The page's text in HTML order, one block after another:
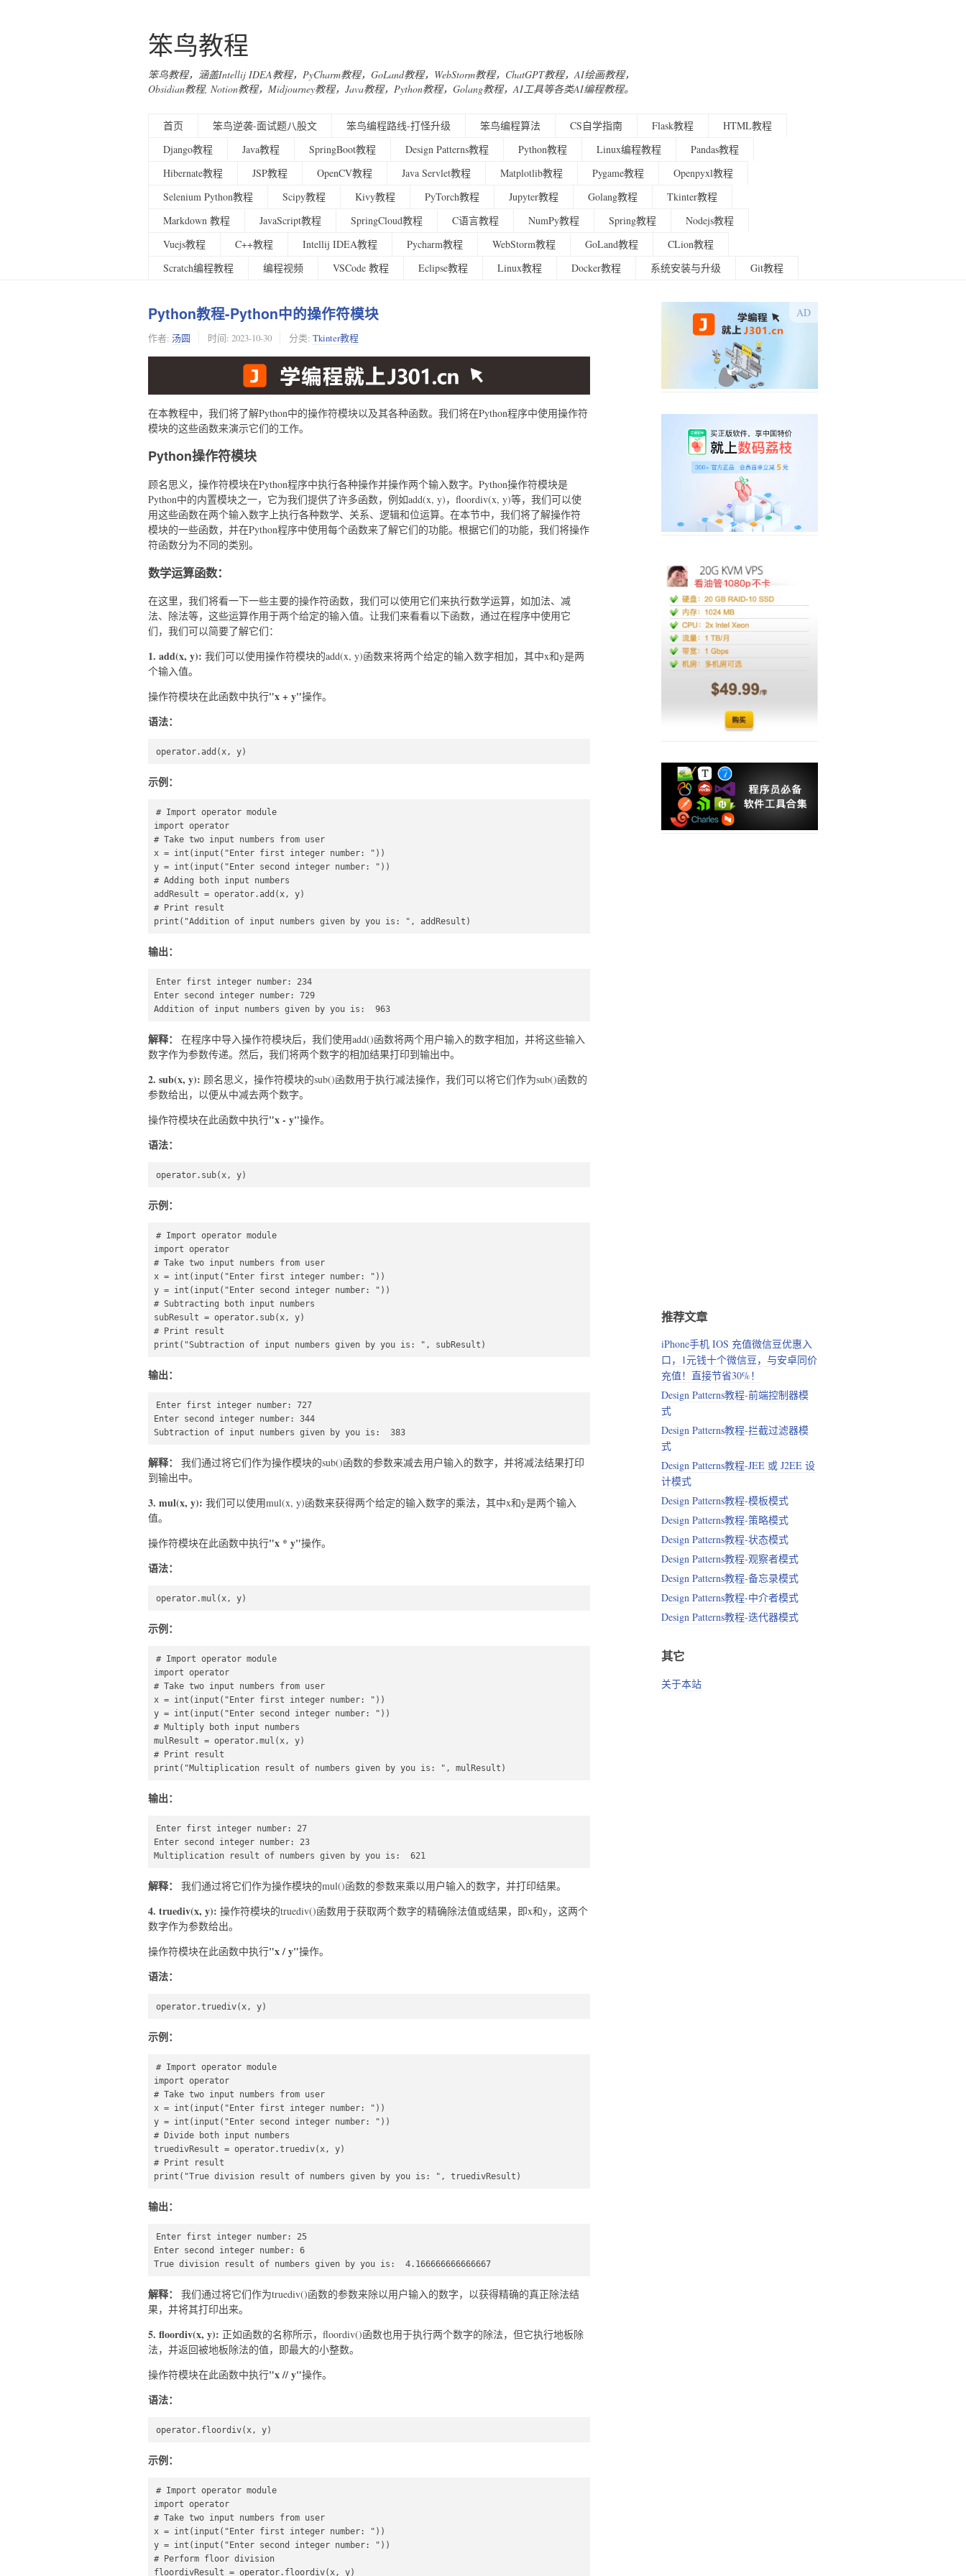
笨鸟教程
笨鸟教程，涵盖Intellij IDEA教程，PyCharm教程，GoLand教程，WebStorm教程，ChatGPT教程，AI绘画教程，
Obsidian教程, Notion教程，Midjourney教程，Java教程，Python教程，Golang教程，AI工具等各类AI编程教程。
首页 笨鸟逆袭-面试题八股文 笨鸟编程路线-打怪升级 笨鸟编程算法 CS自学指南 Flask教程
HTML教程
Django教程
Java教程 SpringBoot教程 Design Patterns教程 Python教程 Linux编程教程
Pandas教程
Hibernate教程
JSP教程 OpenCV教程 Java Servlet教程 Matplotlib教程 Pygame教程
Openpyxl教程
Selenium Python教程
Scipy教程 Kivy教程 PyTorch教程 Jupyter教程 Golang教程
Tkinter教程
Markdown 教程
JavaScript教程 SpringCloud教程 C语言教程 NumPy教程 Spring教程
Nodejs教程
Vuejs教程
C++教程 Intellij IDEA教程 Pycharm教程 WebStorm教程 GoLand教程
CLion教程
Scratch编程教程
编程视频 VSCode 教程 Eclipse教程 Linux教程 Docker教程 系统安装与升级 Git教程
Python教程-Python中的操作符模块
作者: 汤圆 时间: 2023-10-30 分类: Tkinter教程
在本教程中，我们将了解Python中的操作符模块以及其各种函数。我们将在Python程序中使用操作符
模块的这些函数来演示它们的工作。
Python操作符模块
顾名思义，操作符模块在Python程序中执行各种操作并操作两个输入数字。Python操作符模块是
Python中的内置模块之一，它为我们提供了许多函数，例如add(x, y)，floordiv(x, y)等，我们可以使
用这些函数在两个输入数字上执行各种数学、关系、逻辑和位运算。在本节中，我们将了解操作符
模块的一些函数，并在Python程序中使用每个函数来了解它们的功能。根据它们的功能，我们将操作
符函数分为不同的类别。
数学运算函数：
在这里，我们将看一下一些主要的操作符函数，我们可以使用它们来执行数学运算，如加法、减
法、除法等，这些运算作用于两个给定的输入值。让我们来看看以下函数，通过在程序中使用它
们，我们可以简要了解它们：
1. add(x, y): 我们可以使用操作符模块的add(x, y)函数来将两个给定的输入数字相加，其中x和y是两
个输入值。
操作符模块在此函数中执行"x + y"操作。
语法：
operator.add(x, y)
示例：
# Import operator module
import operator
# Take two input numbers from user
x = int(input("Enter first integer number: "))
y = int(input("Enter second integer number: "))
# Adding both input numbers
addResult = operator.add(x, y)
# Print result
print("Addition of input numbers given by you is: ", addResult)
输出：
Enter first integer number: 234
Enter second integer number: 729
Addition of input numbers given by you is:  963
解释：
在程序中导入操作符模块后，我们使用add()函数将两个用户输入的数字相加，并将这些输入
数字作为参数传递。然后，我们将两个数字的相加结果打印到输出中。
2. sub(x, y): 顾名思义，操作符模块的sub()函数用于执行减法操作，我们可以将它们作为sub()函数的
参数给出，以便从中减去两个数字。
操作符模块在此函数中执行"x - y"操作。
语法：
operator.sub(x, y)
示例：
# Import operator module
import operator
# Take two input numbers from user
x = int(input("Enter first integer number: "))
y = int(input("Enter second integer number: "))
# Subtracting both input numbers
subResult = operator.sub(x, y)
# Print result
print("Subtraction of input numbers given by you is: ", subResult)
输出：
Enter first integer number: 727
Enter second integer number: 344
Subtraction of input numbers given by you is:  383
解释：
我们通过将它们作为操作模块的sub()函数的参数来减去用户输入的数字，并将减法结果打印
到输出中。
3. mul(x, y): 我们可以使用mul(x, y)函数来获得两个给定的输入数字的乘法，其中x和y是两个输入
值。
操作符模块在此函数中执行"x * y"操作。
语法：
operator.mul(x, y)
示例：
# Import operator module
import operator
# Take two input numbers from user
x = int(input("Enter first integer number: "))
y = int(input("Enter second integer number: "))
# Multiply both input numbers
mulResult = operator.mul(x, y)
# Print result
print("Multiplication result of numbers given by you is: ", mulResult)
输出：
Enter first integer number: 27
Enter second integer number: 23
Multiplication result of numbers given by you is:  621
解释： 我们通过将它们作为操作模块的mul()函数的参数来乘以用户输入的数字，并打印结果。
4. truediv(x, y): 操作符模块的truediv()函数用于获取两个数字的精确除法值或结果，即x和y，这两个
数字作为参数给出。
操作符模块在此函数中执行"x / y"操作。
语法：
operator.truediv(x, y)
示例：
# Import operator module
import operator
# Take two input numbers from user
x = int(input("Enter first integer number: "))
y = int(input("Enter second integer number: "))
# Divide both input numbers
truedivResult = operator.truediv(x, y)
# Print result
print("True division result of numbers given by you is: ", truedivResult)
输出：
Enter first integer number: 25
Enter second integer number: 6
True division result of numbers given by you is:  4.166666666666667
解释：
我们通过将它们作为truediv()函数的参数来除以用户输入的数字，以获得精确的真正除法结
果，并将其打印出来。
5. floordiv(x, y): 正如函数的名称所示，floordiv()函数也用于执行两个数字的除法，但它执行地板除
法，并返回被地板除法的值，即最大的小整数。
操作符模块在此函数中执行"x // y"操作。
语法：
operator.floordiv(x, y)
示例：
# Import operator module
import operator
# Take two input numbers from user
x = int(input("Enter first integer number: "))
y = int(input("Enter second integer number: "))
# Perform floor division
floordivResult = operator.floordiv(x, y)
推荐文章
iPhone手机 IOS 充值微信豆优惠入
口，1元钱十个微信豆，与安卓同价
充值！直接节省30%！
Design Patterns教程-前端控制器模
式
Design Patterns教程-拦截过滤器模
式
Design Patterns教程-JEE 或 J2EE 设
计模式
Design Patterns教程-模板模式
Design Patterns教程-策略模式
Design Patterns教程-状态模式
Design Patterns教程-观察者模式
Design Patterns教程-备忘录模式
Design Patterns教程-中介者模式
Design Patterns教程-迭代器模式
其它
关于本站